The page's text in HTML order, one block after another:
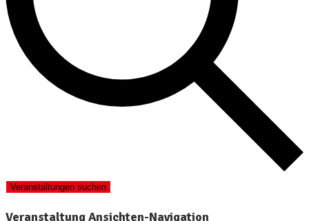
Veranstaltungen suchen
Veranstaltung Ansichten-Navigation